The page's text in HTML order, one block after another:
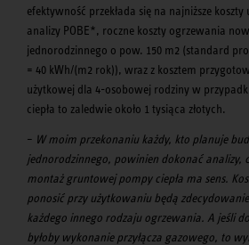
efektywność przekłada się na najniższe
analizy POBE*, roczne koszty ogrzewania
jednorodzinnego o pow. 150 m2 (standard
= 40 kWh/(m2 rok)), wraz z kosztem
użytkowej dla 4-osobowej rodziny w
ciepła to zaledwie około 1 tysiąca złotych.
– W moim przekonaniu każdy, kto planuje
jednorodzinnego, powinien dokonać analizy,
montaż gruntowej pompy ciepła ma sens.
ponosić przy użytkowaniu będą
każdego innego rodzaju ogrzewania. A jeśli
byłoby wykonanie przyłącza gazowego, to